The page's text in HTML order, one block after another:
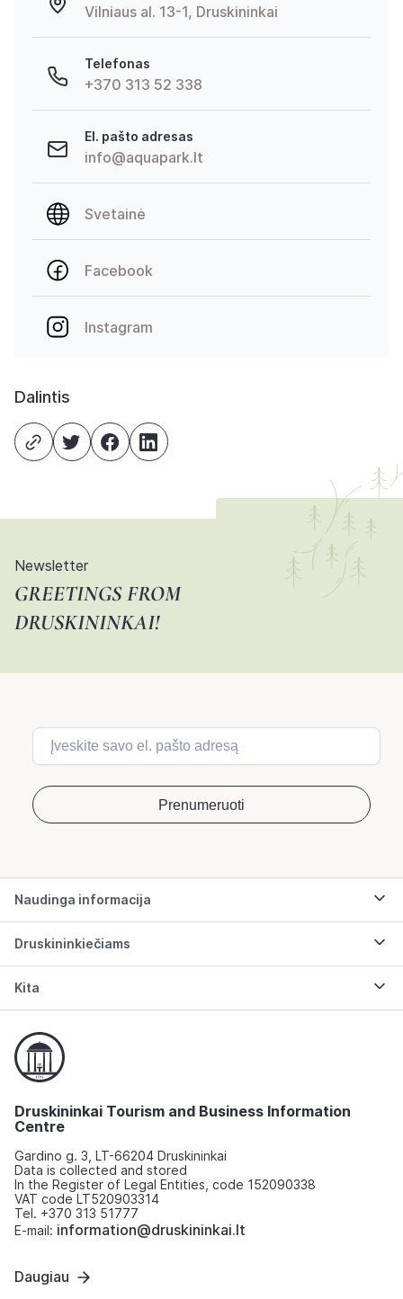
Vilniaus al. 13-1, Druskininkai
Telefonas
+370 313 52 338
El. pašto adresas
info@aquapark.lt
Svetainė
Facebook
Instagram
Dalintis
Newsletter
GREETINGS FROM
DRUSKININKAI!
Naudinga informacija
Druskininkiečiams
Kita
Druskininkai Tourism and Business Information
Centre
Gardino g. 3, LT-66204 Druskininkai
Data is collected and stored
In the Register of Legal Entities, code 152090338
VAT code LT520903314
Tel. +370 313 51777
E-mail: information@druskininkai.lt
Daugiau